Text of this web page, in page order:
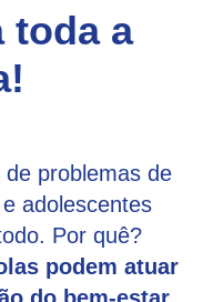
toda a
problemas de
adolescentes
Por quê?
podem atuar
do bem-estar